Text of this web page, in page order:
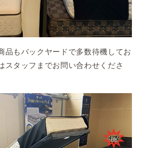
品もバックヤードで多数待機してお
スタッフまでお問い合わせくださ